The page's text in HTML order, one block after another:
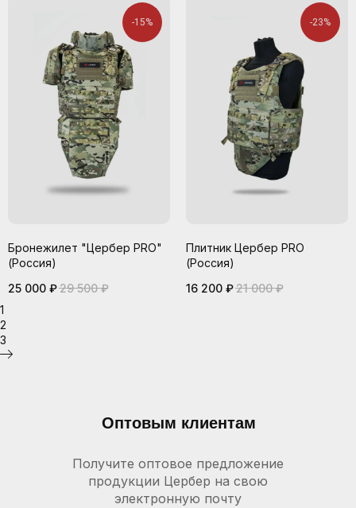
-15%
Бронежилет "Цербер PRO"
(Россия)
25 000 ₽29 500 ₽
-23%
Плитник Цербер PRO
(Россия)
16 200 ₽21 000 ₽
1
2
3
Получите оптовое предложение
продукции Цербер на свою
электронную почту
Оптовым клиентам